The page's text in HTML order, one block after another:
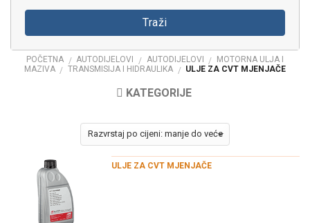
Traži
POČETNA / AUTODIJELOVI / AUTODIJELOVI /
MOTORNA ULJA I
MAZIVA / TRANSMISIJA I HIDRAULIKA / ULJE ZA CVT MJENJAČE
KATEGORIJE
ULJE ZA CVT MJENJAČE